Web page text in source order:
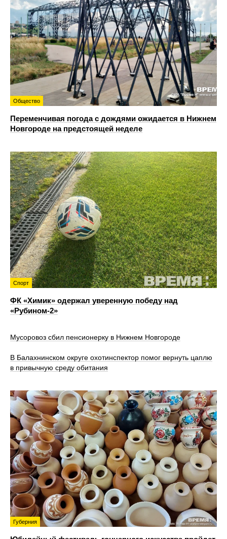
Общество
Переменчивая погода с дождями ожидается в Нижнем
Новгороде на предстоящей неделе
Спорт
ФК «Химик» одержал уверенную победу над
«Рубином‑2»
Мусоровоз сбил пенсионерку в Нижнем Новгороде
В Балахнинском округе охотинспектор помог вернуть цаплю
в привычную среду обитания
Губерния